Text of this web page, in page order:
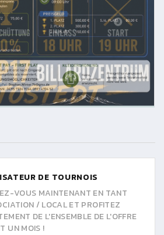
DE TOURNOIS
VOUS MAINTENANT EN TANT
/ LOCAL ET PROFITEZ
DE L'ENSEMBLE DE L'OFFRE
UN MOIS !